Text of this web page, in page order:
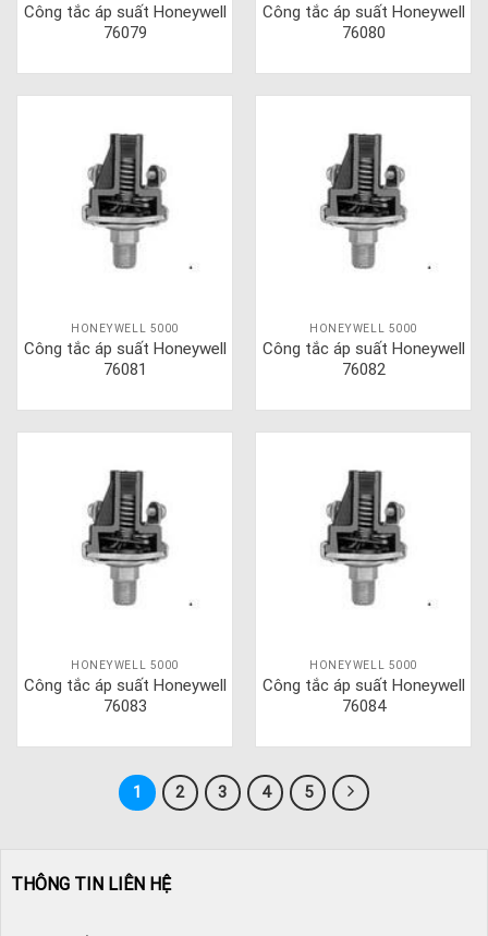
Công tắc áp suất Honeywell
76079
Công tắc áp suất Honeywell
76080
HONEYWELL 5000
Công tắc áp suất Honeywell
76081
HONEYWELL 5000
Công tắc áp suất Honeywell
76082
HONEYWELL 5000
Công tắc áp suất Honeywell
76083
HONEYWELL 5000
Công tắc áp suất Honeywell
76084
1 2 3 4 5
THÔNG TIN LIÊN HỆ